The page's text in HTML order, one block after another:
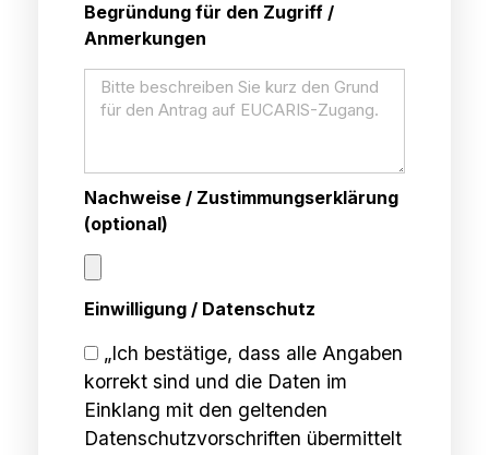
Begründung für den Zugriff /
Anmerkungen
Nachweise / Zustimmungserklärung
(optional)
Einwilligung / Datenschutz
„Ich bestätige, dass alle Angaben
korrekt sind und die Daten im
Einklang mit den geltenden
Datenschutzvorschriften übermittelt